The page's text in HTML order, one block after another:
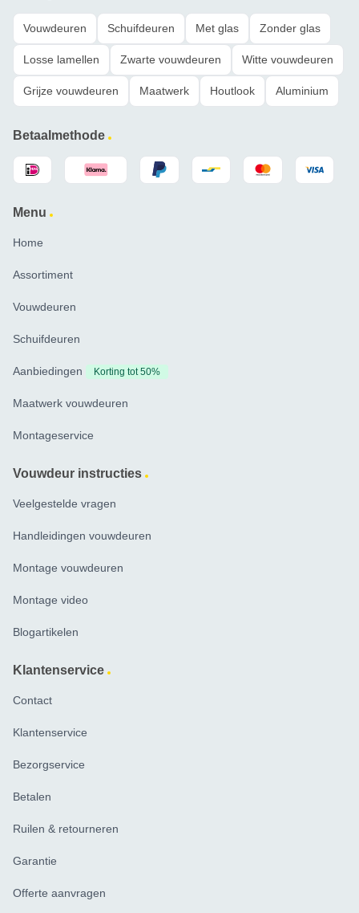
Vouwdeuren Schuifdeuren Met glas Zonder glas
Losse lamellen Zwarte vouwdeuren Witte vouwdeuren
Grijze vouwdeuren Maatwerk Houtlook Aluminium
Betaalmethode
Menu
Home
Assortiment
Vouwdeuren
Schuifdeuren
Aanbiedingen Korting tot 50%
Maatwerk vouwdeuren
Montageservice
Vouwdeur instructies
Veelgestelde vragen
Handleidingen vouwdeuren
Montage vouwdeuren
Montage video
Blogartikelen
Klantenservice
Contact
Klantenservice
Bezorgservice
Betalen
Ruilen & retourneren
Garantie
Offerte aanvragen